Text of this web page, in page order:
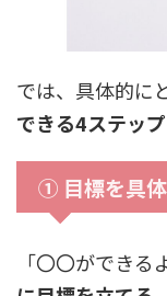
では、具体的に
できる4ステップ
① 目標を具
「〇〇ができ